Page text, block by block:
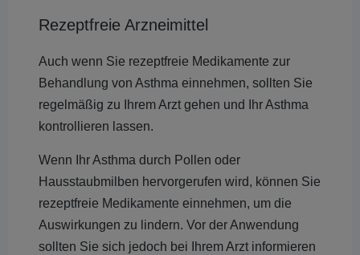
Rezeptfreie Arzneimittel
Auch wenn Sie rezeptfreie Medikamente zur
Behandlung von Asthma einnehmen, sollten Sie
regelmäßig zu Ihrem Arzt gehen und Ihr Asthma
kontrollieren lassen.
Wenn Ihr Asthma durch Pollen oder
Hausstaubmilben hervorgerufen wird, können Sie
rezeptfreie Medikamente einnehmen, um die
Auswirkungen zu lindern. Vor der Anwendung
sollten Sie sich jedoch bei Ihrem Arzt informieren